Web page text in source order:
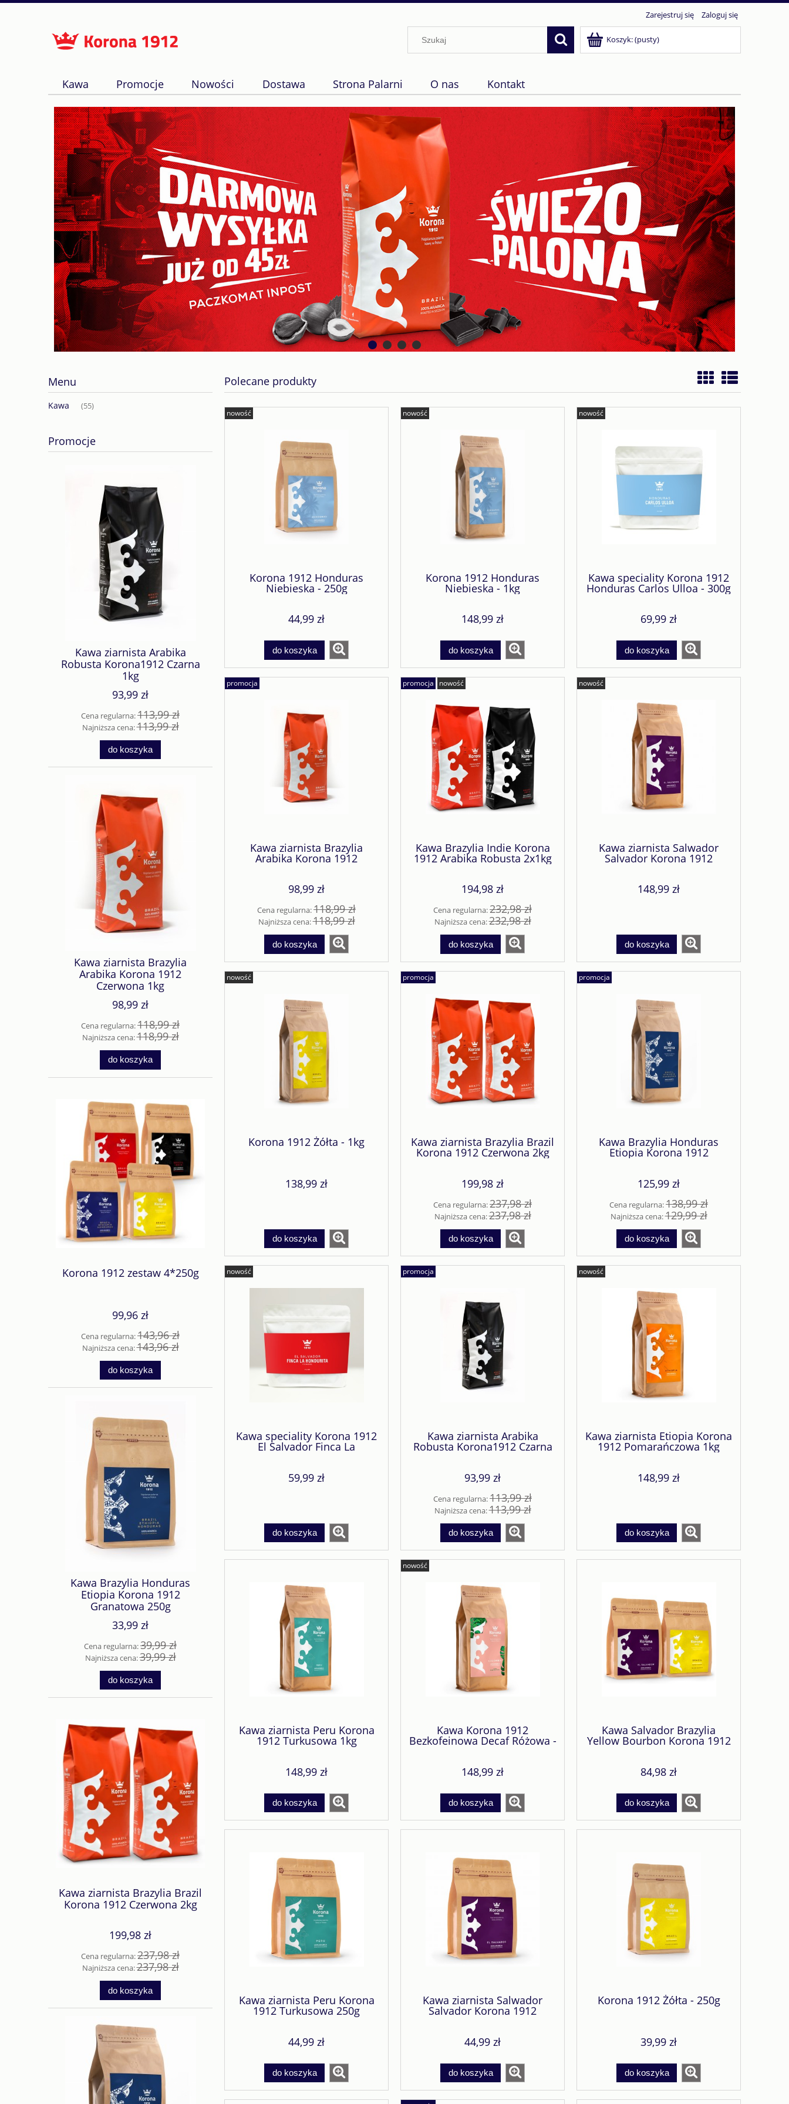
Zarejestruj się Zaloguj się
Koszyk:(pusty)
Kawa Promocje Nowości Dostawa Strona Palarni O nas Kontakt
Menu
Kawa (55)
Promocje
Kawa ziarnista Arabika
Robusta Korona1912 Czarna
1kg
93,99 zł
Cena regularna:113,99 zł
Najniższa cena:113,99 zł
do koszyka
Kawa ziarnista Brazylia
Arabika Korona 1912
Czerwona 1kg
98,99 zł
Cena regularna:118,99 zł
Najniższa cena:118,99 zł
do koszyka
Korona 1912 zestaw 4*250g
99,96 zł
Cena regularna:143,96 zł
Najniższa cena:143,96 zł
do koszyka
Kawa Brazylia Honduras
Etiopia Korona 1912
Granatowa 250g
33,99 zł
Cena regularna:39,99 zł
Najniższa cena:39,99 zł
do koszyka
Kawa ziarnista Brazylia Brazil
Korona 1912 Czerwona 2kg
199,98 zł
Cena regularna:237,98 zł
Najniższa cena:237,98 zł
do koszyka
Polecane produkty
Korona 1912 Honduras
Niebieska - 250g
44,99 zł
do koszyka
nowość
Korona 1912 Honduras
Niebieska - 1kg
148,99 zł
do koszyka
nowość
Kawa speciality Korona 1912
Honduras Carlos Ulloa - 300g
69,99 zł
do koszyka
nowość
Kawa ziarnista Brazylia
Arabika Korona 1912
98,99 zł
Cena regularna:118,99 zł
Najniższa cena:118,99 zł
do koszyka
promocja
Kawa Brazylia Indie Korona
1912 Arabika Robusta 2x1kg
194,98 zł
Cena regularna:232,98 zł
Najniższa cena:232,98 zł
do koszyka
promocja nowość
Kawa ziarnista Salwador
Salvador Korona 1912
148,99 zł
do koszyka
nowość
Korona 1912 Żółta - 1kg
138,99 zł
do koszyka
nowość
Kawa ziarnista Brazylia Brazil
Korona 1912 Czerwona 2kg
199,98 zł
Cena regularna:237,98 zł
Najniższa cena:237,98 zł
do koszyka
promocja
Kawa Brazylia Honduras
Etiopia Korona 1912
Granatowa 1kg
125,99 zł
Cena regularna:138,99 zł
Najniższa cena:129,99 zł
do koszyka
promocja
Kawa speciality Korona 1912
El Salvador Finca La
59,99 zł
do koszyka
nowość
Kawa ziarnista Arabika
Robusta Korona1912 Czarna
93,99 zł
Cena regularna:113,99 zł
Najniższa cena:113,99 zł
do koszyka
promocja
Kawa ziarnista Etiopia Korona
1912 Pomarańczowa 1kg
148,99 zł
do koszyka
nowość
Kawa ziarnista Peru Korona
1912 Turkusowa 1kg
148,99 zł
do koszyka
Kawa Korona 1912
Bezkofeinowa Decaf Różowa -
148,99 zł
do koszyka
nowość
Kawa Salvador Brazylia
Yellow Bourbon Korona 1912
84,98 zł
do koszyka
Kawa ziarnista Peru Korona
1912 Turkusowa 250g
44,99 zł
do koszyka
Kawa ziarnista Salwador
Salvador Korona 1912
44,99 zł
do koszyka
Korona 1912 Żółta - 250g
39,99 zł
do koszyka